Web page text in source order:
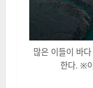
많은 이들이 바
한다. ※